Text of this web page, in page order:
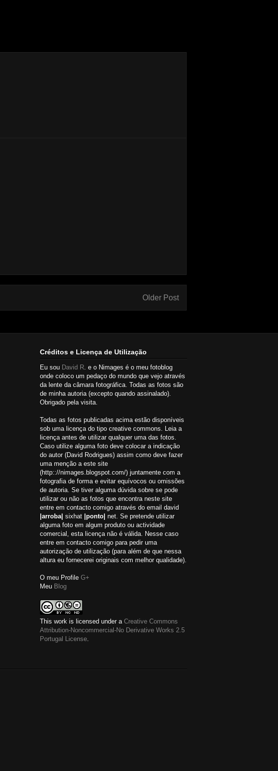
Older Post
Créditos e Licença de Utilização
Eu sou David R. e o Nimages é o meu fotoblog
onde coloco um pedaço do mundo que vejo através
da lente da câmara fotográfica. Todas as fotos são
de minha autoria (excepto quando assinalado).
Obrigado pela visita.
Todas as fotos publicadas acima estão disponíveis
sob uma licença do tipo creative commons. Leia a
licença antes de utilizar qualquer uma das fotos.
Caso utilize alguma foto deve colocar a indicação
do autor (David Rodrigues) assim como deve fazer
uma menção a este site
(http:://nimages.blogspot.com/) juntamente com a
fotografia de forma e evitar equívocos ou omissões
de autoria. Se tiver alguma dúvida sobre se pode
utilizar ou não as fotos que encontra neste site
entre em contacto comigo através do email david
|arroba| sixhat |ponto| net. Se pretende utilizar
alguma foto em algum produto ou actividade
comercial, esta licença não é válida. Nesse caso
entre em contacto comigo para pedir uma
autorização de utilização (para além de que nessa
altura eu fornecerei originais com melhor qualidade).
O meu Profile G+
Meu Blog
This work is licensed under a Creative Commons
Attribution-Noncommercial-No Derivative Works 2.5
Portugal License.